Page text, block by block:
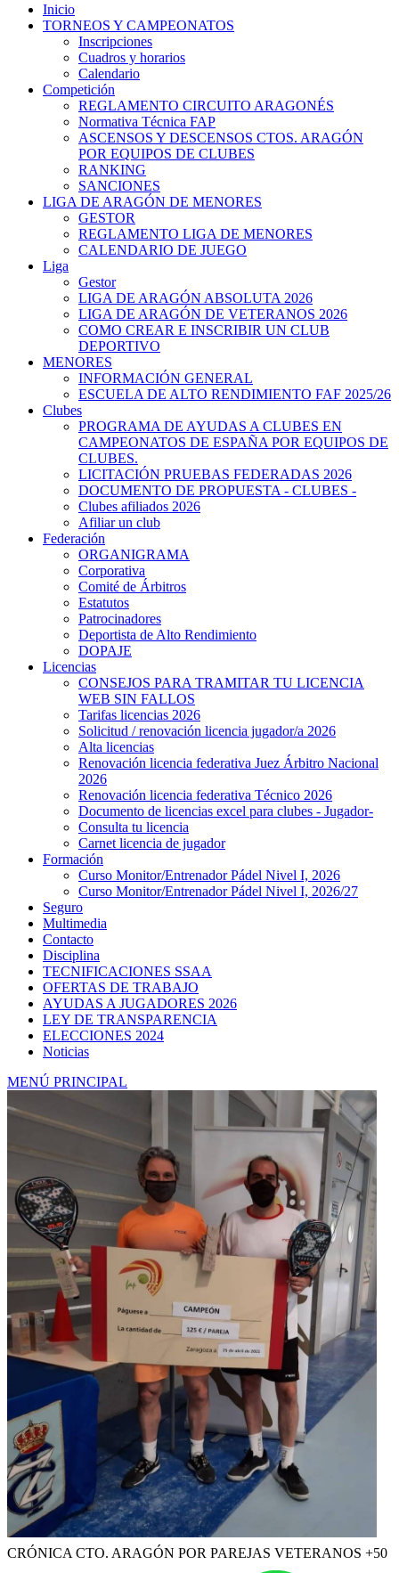
Inicio
TORNEOS Y CAMPEONATOS
Inscripciones
Cuadros y horarios
Calendario
Competición
REGLAMENTO CIRCUITO ARAGONÉS
Normativa Técnica FAP
ASCENSOS Y DESCENSOS CTOS. ARAGÓN
POR EQUIPOS DE CLUBES
RANKING
SANCIONES
LIGA DE ARAGÓN DE MENORES
GESTOR
REGLAMENTO LIGA DE MENORES
CALENDARIO DE JUEGO
Liga
Gestor
LIGA DE ARAGÓN ABSOLUTA 2026
LIGA DE ARAGÓN DE VETERANOS 2026
COMO CREAR E INSCRIBIR UN CLUB
DEPORTIVO
MENORES
INFORMACIÓN GENERAL
ESCUELA DE ALTO RENDIMIENTO FAF 2025/26
Clubes
PROGRAMA DE AYUDAS A CLUBES EN
CAMPEONATOS DE ESPAÑA POR EQUIPOS DE
CLUBES.
LICITACIÓN PRUEBAS FEDERADAS 2026
DOCUMENTO DE PROPUESTA - CLUBES -
Clubes afiliados 2026
Afiliar un club
Federación
ORGANIGRAMA
Corporativa
Comité de Árbitros
Estatutos
Patrocinadores
Deportista de Alto Rendimiento
DOPAJE
Licencias
CONSEJOS PARA TRAMITAR TU LICENCIA
WEB SIN FALLOS
Tarifas licencias 2026
Solicitud / renovación licencia jugador/a 2026
Alta licencias
Renovación licencia federativa Juez Árbitro Nacional
2026
Renovación licencia federativa Técnico 2026
Documento de licencias excel para clubes - Jugador-
Consulta tu licencia
Carnet licencia de jugador
Formación
Curso Monitor/Entrenador Pádel Nivel I, 2026
Curso Monitor/Entrenador Pádel Nivel I, 2026/27
Seguro
Multimedia
Contacto
Disciplina
TECNIFICACIONES SSAA
OFERTAS DE TRABAJO
AYUDAS A JUGADORES 2026
LEY DE TRANSPARENCIA
ELECCIONES 2024
Noticias
MENÚ PRINCIPAL
CRÓNICA CTO. ARAGÓN POR PAREJAS VETERANOS +50